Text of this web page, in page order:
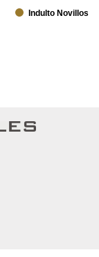
Indulto Novillos